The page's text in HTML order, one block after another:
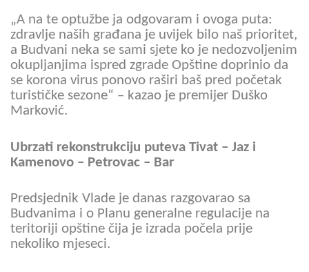
„A na te optužbe ja odgovaram i ovoga puta:
zdravlje naših građana je uvijek bilo naš prioritet,
a Budvani neka se sami sjete ko je nedozvoljenim
okupljanjima ispred zgrade Opštine doprinio da
se korona virus ponovo raširi baš pred početak
turističke sezone“ – kazao je premijer Duško
Marković.
Ubrzati rekonstrukciju puteva Tivat – Jaz i
Kamenovo – Petrovac – Bar
Predsjednik Vlade je danas razgovarao sa
Budvanima i o Planu generalne regulacije na
teritoriji opštine čija je izrada počela prije
nekoliko mjeseci.